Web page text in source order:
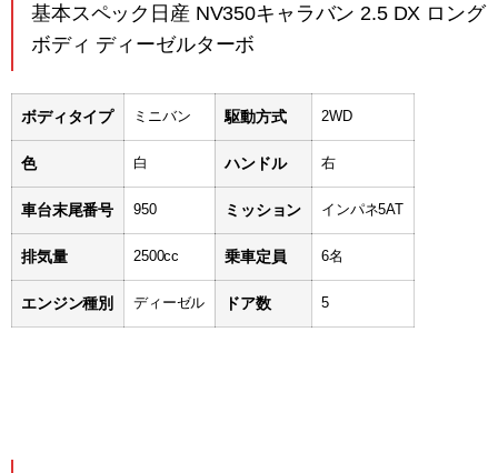
基本スペック日産 NV350キャラバン 2.5 DX ロング
ボディ ディーゼルターボ
ボディタイプ ミニバン 駆動方式 2WD
色 白 ハンドル 右
車台末尾番号 950 ミッション インパネ5AT
排気量 2500cc 乗車定員 6名
エンジン種別 ディーゼル ドア数 5